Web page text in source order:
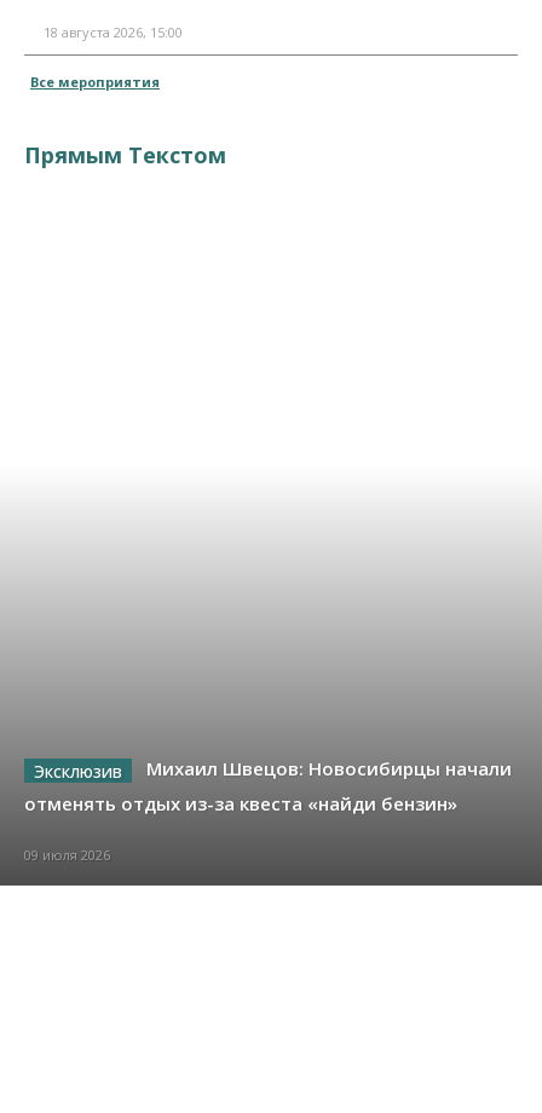
18 августа 2026, 15:00
Все мероприятия
Прямым Текстом
Михаил Швецов: Новосибирцы начали
отменять отдых из-за квеста «найди бензин»
09 июля 2026